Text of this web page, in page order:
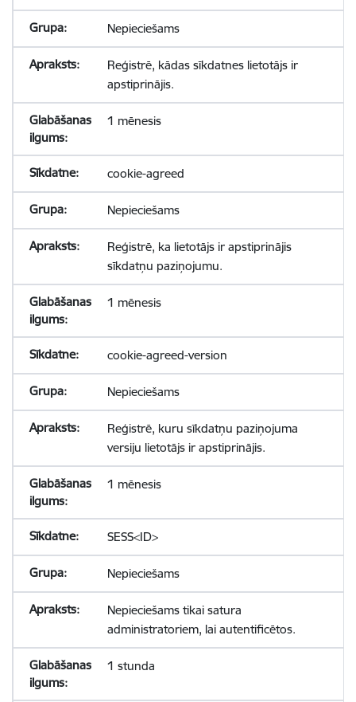
Nepieciešams
Reģistrē, kādas sīkdatnes lietotājs ir
apstiprinājis.
1 mēnesis
cookie-agreed
Nepieciešams
Reģistrē, ka lietotājs ir apstiprinājis
sīkdatņu paziņojumu.
1 mēnesis
cookie-agreed-version
Nepieciešams
Reģistrē, kuru sīkdatņu paziņojuma
versiju lietotājs ir apstiprinājis.
1 mēnesis
SESS<ID>
Nepieciešams
Nepieciešams tikai satura
administratoriem, lai autentificētos.
1 stunda